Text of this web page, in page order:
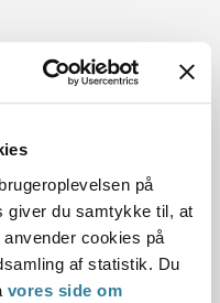
på
giver du samtykke til, at
cookies på
af statistik. Du
vores side om
i sagen, hvordan
havde indrettet
ved sin relation til den
indhente oplysninger
formodede samlever
hvordan de havde
såsom indkøb,